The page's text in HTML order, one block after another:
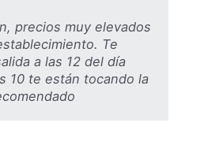
precios muy elevados
Te
a las 12 del día
10 te están tocando la